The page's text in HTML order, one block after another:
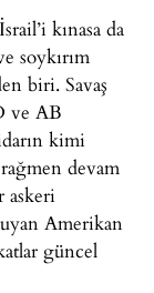
kınasa da
soykırım
biri. Savaş
ve AB
kimi
devam
askeri
Amerikan
güncel